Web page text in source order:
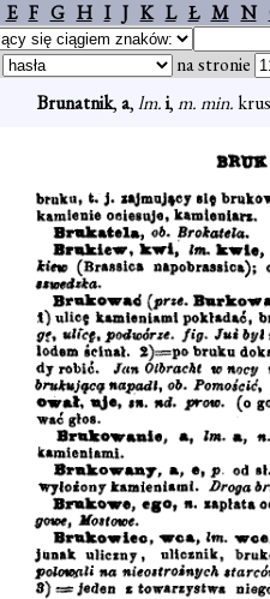
E F G H I J K L Ł M N
na stronie
Brunatnik,a,lm.i,m. min.